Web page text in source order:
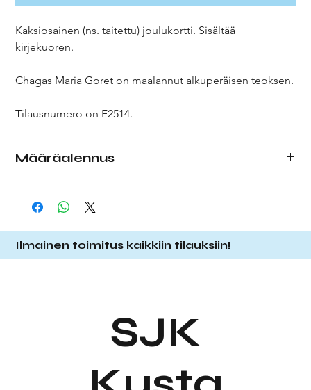
Kaksiosainen (ns. taitettu) joulukortti. Sisältää
kirjekuoren.
Chagas Maria Goret on maalannut alkuperäisen teoksen.
Tilausnumero on F2514.
Määräalennus
määrä kortteja. Tilatessasi enemmän kortteja, saat
1 kpl1,50 € (á 1,50 €)
10 kpl13,00 € (á 1,30 €)
Ilmainen toimitus kaikkiin tilauksiin!
SJK